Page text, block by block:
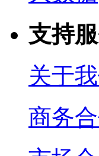
支持
关于
商务